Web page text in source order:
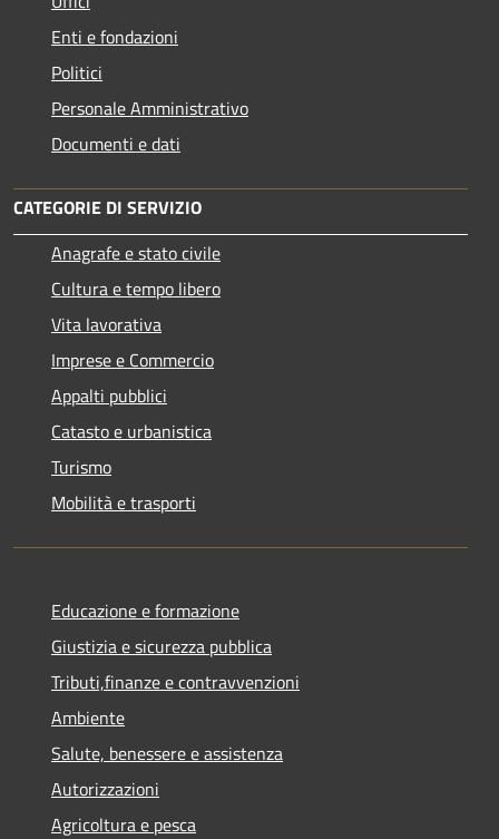
Enti e fondazioni
Politici
Personale Amministrativo
Documenti e dati
CATEGORIE DI SERVIZIO
Anagrafe e stato civile
Cultura e tempo libero
Vita lavorativa
Imprese e Commercio
Appalti pubblici
Catasto e urbanistica
Turismo
Mobilità e trasporti
Educazione e formazione
Giustizia e sicurezza pubblica
Tributi,finanze e contravvenzioni
Ambiente
Salute, benessere e assistenza
Autorizzazioni
Agricoltura e pesca